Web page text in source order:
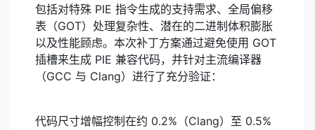
包括对特殊 PIE 指令生成的支持需求、全局偏移
表（GOT）处理复杂性、潜在的二进制体积膨胀
以及性能顾虑。本次补丁方案通过避免使用 GOT
插槽来生成 PIE 兼容代码，并针对主流编译器
（GCC 与 Clang）进行了充分验证：
代码尺寸增幅控制在约 0.2%（Clang）至 0.5%